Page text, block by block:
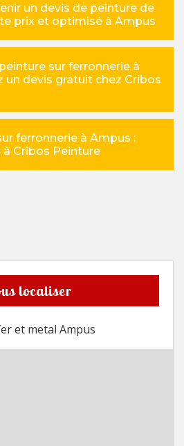
un devis de peinture de
prix et optimisé à Ampus
sur ferronnerie à
un devis gratuit chez Cribos
ferronnerie à Ampus :
Cribos Peinture
localiser
et metal Ampus